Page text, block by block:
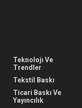
Teknolojı Ve
Trendler
Tekstil Baskı
Ticari Baskı Ve
Yayıncılık